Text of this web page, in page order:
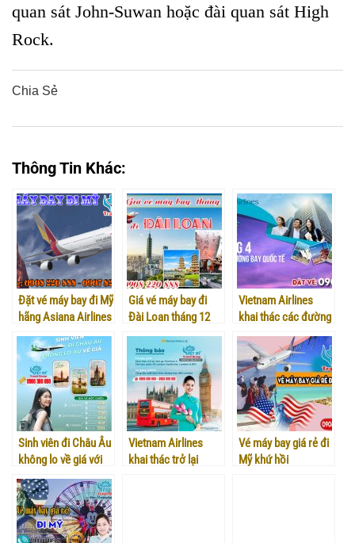
quan sát John-Suwan hoặc đài quan sát High
Rock.
Chia Sẻ
Thông Tin Khác:
Đặt vé máy bay đi Mỹ
hãng Asiana Airlines
giá rẻ tại đại lý Việt
Mỹ
Giá vé máy bay đi
Đài Loan tháng 12
Vietnam Airlines
khai thác các đường
bay đi Quốc Tế
Sinh viên đi Châu Âu
không lo về giá với
Eva Air
Vietnam Airlines
khai thác trở lại
Vé máy bay giá rẻ đi
Mỹ khứ hồi